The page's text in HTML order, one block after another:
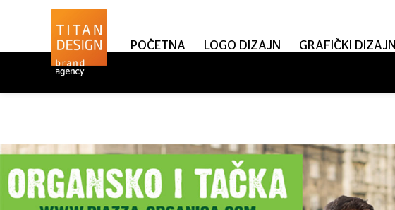
POČETNA LOGO DIZAJN GRAFIČKI DIZAJN